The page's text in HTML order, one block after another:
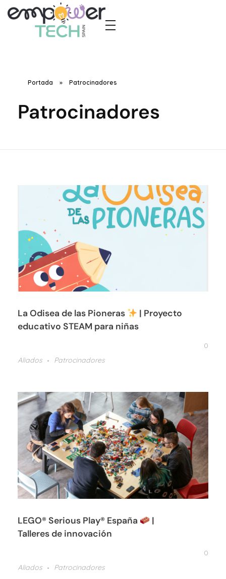
Portada » Patrocinadores
Patrocinadores
La Odisea de las Pioneras
| Proyecto
educativo STEAM para niñas
0
Aliados
Patrocinadores
LEGO® Serious Play® España
|
Talleres de innovación
0
Aliados
Patrocinadores